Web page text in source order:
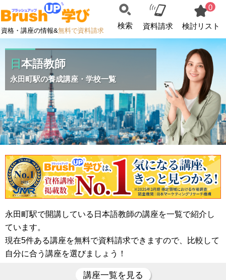
資格・講座の情報&無料で資料請求
検索 資料請求
0
検討リスト
日本語教師
永田町駅の養成講座・学校一覧
永田町駅で開講している日本語教師の講座を一覧で紹介し
ています。
現在5件ある講座を無料で資料請求できますので、比較して
自分に合う講座を選びましょう！
講座一覧を見る